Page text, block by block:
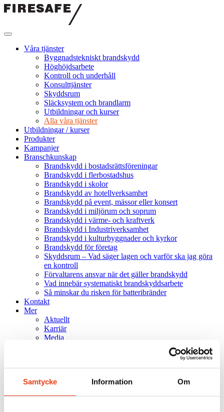
Samtycke Information Om
Hoppa
Firesafe
Våra tjänster
Byggnadstekniskt brandskydd
Höghöjdsarbete
Kontroll och underhåll
Konsulttjänster
Skyddsrum
Släcksystem och brandlarm
Utbildningar och kurser
Alla våra tjänster
Utbildningar / kurser
Produkter
Kampanjer
Branschkunskap
Brandskydd i bostadsrättsföreningar
Brandskydd i flerbostadshus
Brandskydd i skolor
Brandskydd av hotellverksamhet
Brandskydd på event, mässor eller konsert
Brandskydd i miljörum och soprum
Brandskydd i värme- och kraftverk
Brandskydd i Industriverksamhet
Brandskydd i kulturbyggnader och kyrkor
Brandskydd för företag
Skyddsrum – Vad säger lagen och varför ska jag göra
en kontroll
Förvaltarens ansvar när det gäller brandskydd
Vad innebär systematiskt brandskyddsarbete
Så minskar du risken för batteribränder
Kontakt
Mer
Aktuellt
Karriär
Media
NO